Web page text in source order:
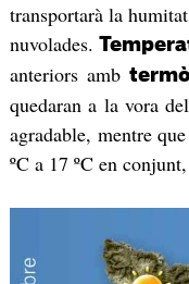
transportarà la
nuvolades.
anteriors amb
quedaran a la vora
agradable, mentre
ºC a 17 ºC en